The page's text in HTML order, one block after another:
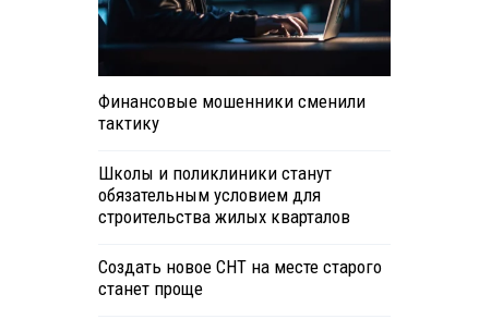
Финансовые мошенники сменили
тактику
Школы и поликлиники станут
обязательным условием для
строительства жилых кварталов
Создать новое СНТ на месте старого
станет проще